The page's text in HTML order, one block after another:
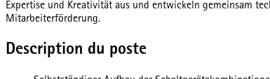
Expertise und Kreativität aus und entwickeln gemeinsam
Mitarbeiterförderung.
Description du poste